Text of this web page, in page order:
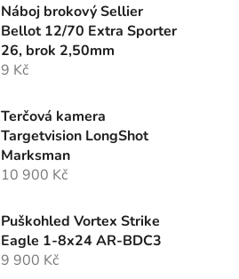
Náboj brokový Sellier
Bellot 12/70 Extra Sporter
26, brok 2,50mm
9 Kč
Terčová kamera
Targetvision LongShot
Marksman
10 900 Kč
Puškohled Vortex Strike
Eagle 1-8x24 AR-BDC3
9 900 Kč